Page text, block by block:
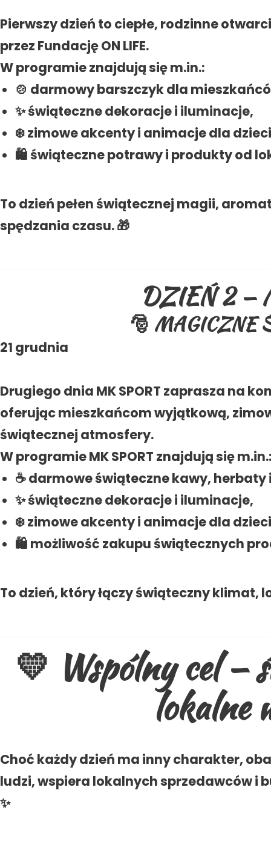
Pierwszy dzień to ciepłe, rodzinne
przez Fundację ON LIFE.
W programie znajdują się m.in.:
🍲 darmowy barszczyk dla
✨ świąteczne dekoracje i iluminacje,
❄️ zimowe akcenty i animacje dla
🛍️ świąteczne potrawy i produkty od
To dzień pełen świątecznej magii,
spędzania czasu. 🎁
DZIEŃ 2 —
🎅 MAGICZNE
21 grudnia
Drugiego dnia MK SPORT zaprasza na
oferując mieszkańcom wyjątkową,
świątecznej atmosfery.
W programie MK SPORT znajdują się
☕ darmowe świąteczne kawy, herbaty
✨ świąteczne dekoracje i iluminacje,
❄️ zimowe akcenty i animacje dla
🛍️ możliwość zakupu świątecznych
To dzień, który łączy świąteczny klimat,
💛 Wspólny cel —
lokalne
Choć każdy dzień ma inny charakter,
ludzi, wspiera lokalnych sprzedawców i
✨